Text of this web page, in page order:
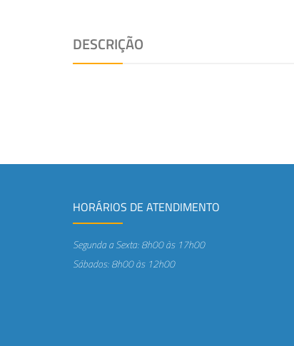
DESCRIÇÃO
HORÁRIOS DE ATENDIMENTO
Segunda a Sexta: 8h00 às 17h00
Sábados: 8h00 às 12h00